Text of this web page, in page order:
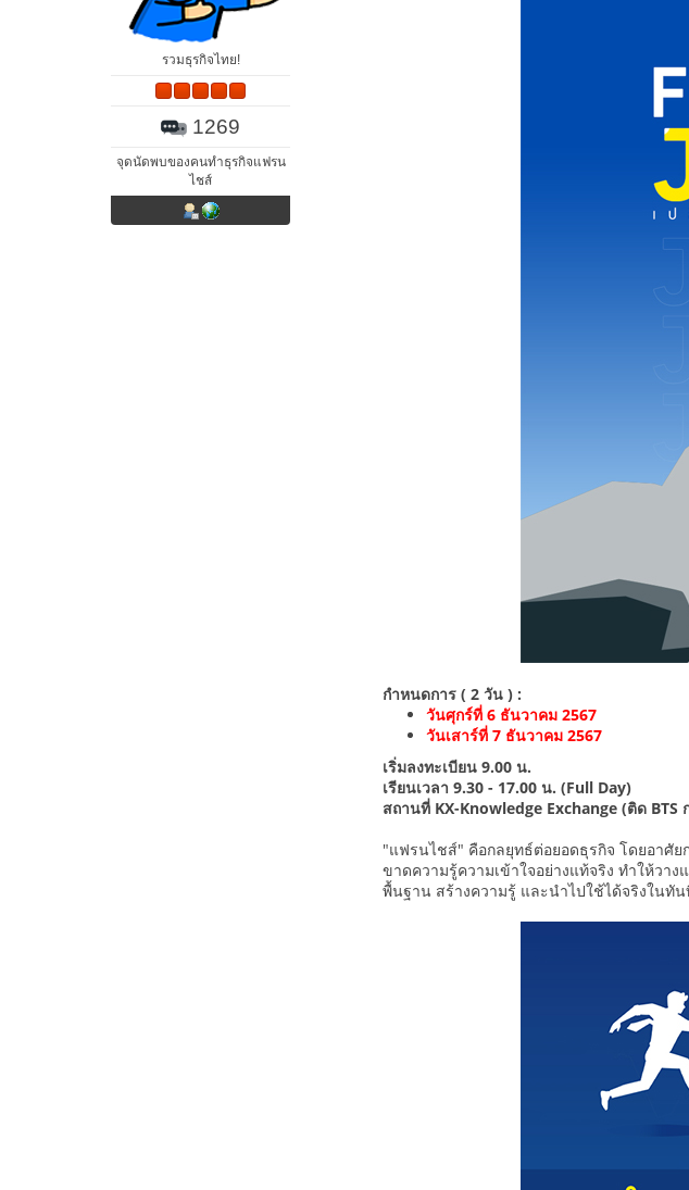
รวมธุรกิจไทย!
1269
จุดนัดพบของคนทำธุรกิจแฟรน
ไชส์
กำหนดการ ( 2 วัน ) :
วันศุกร์ที่ 6 ธันวาคม 2567
วันเสาร์ที่ 7 ธันวาคม 2567
เริ่มลงทะเบียน 9.00 น.
เรียนเวลา 9.30 - 17.00 น. (Full Day)
สถานที่ KX-Knowledge Exchange (ติด BTS
"แฟรนไชส์" คือกลยุทธ์ต่อยอดธุรกิจ โดยอาศัย
ขาดความรู้ความเข้าใจอย่างแท้จริง ทำให้วา
พื้นฐาน สร้างความรู้ และนำไปใช้ได้จริงในทัน